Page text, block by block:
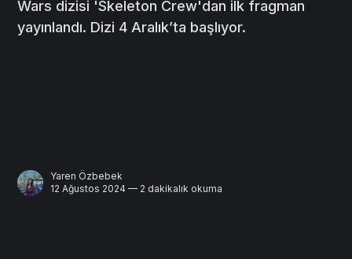
Wars dizisi 'Skeleton Crew'dan ilk fragman
yayınlandı. Dizi 4 Aralık’ta başlıyor.
Yaren Özbebek
12 Ağustos 2024 — 2 dakikalık okuma